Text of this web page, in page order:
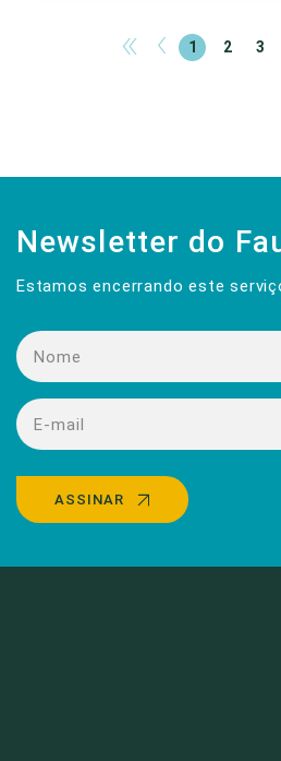
« ‹ 1 2 3
Newsletter do
Estamos encerrando este
ASSINAR